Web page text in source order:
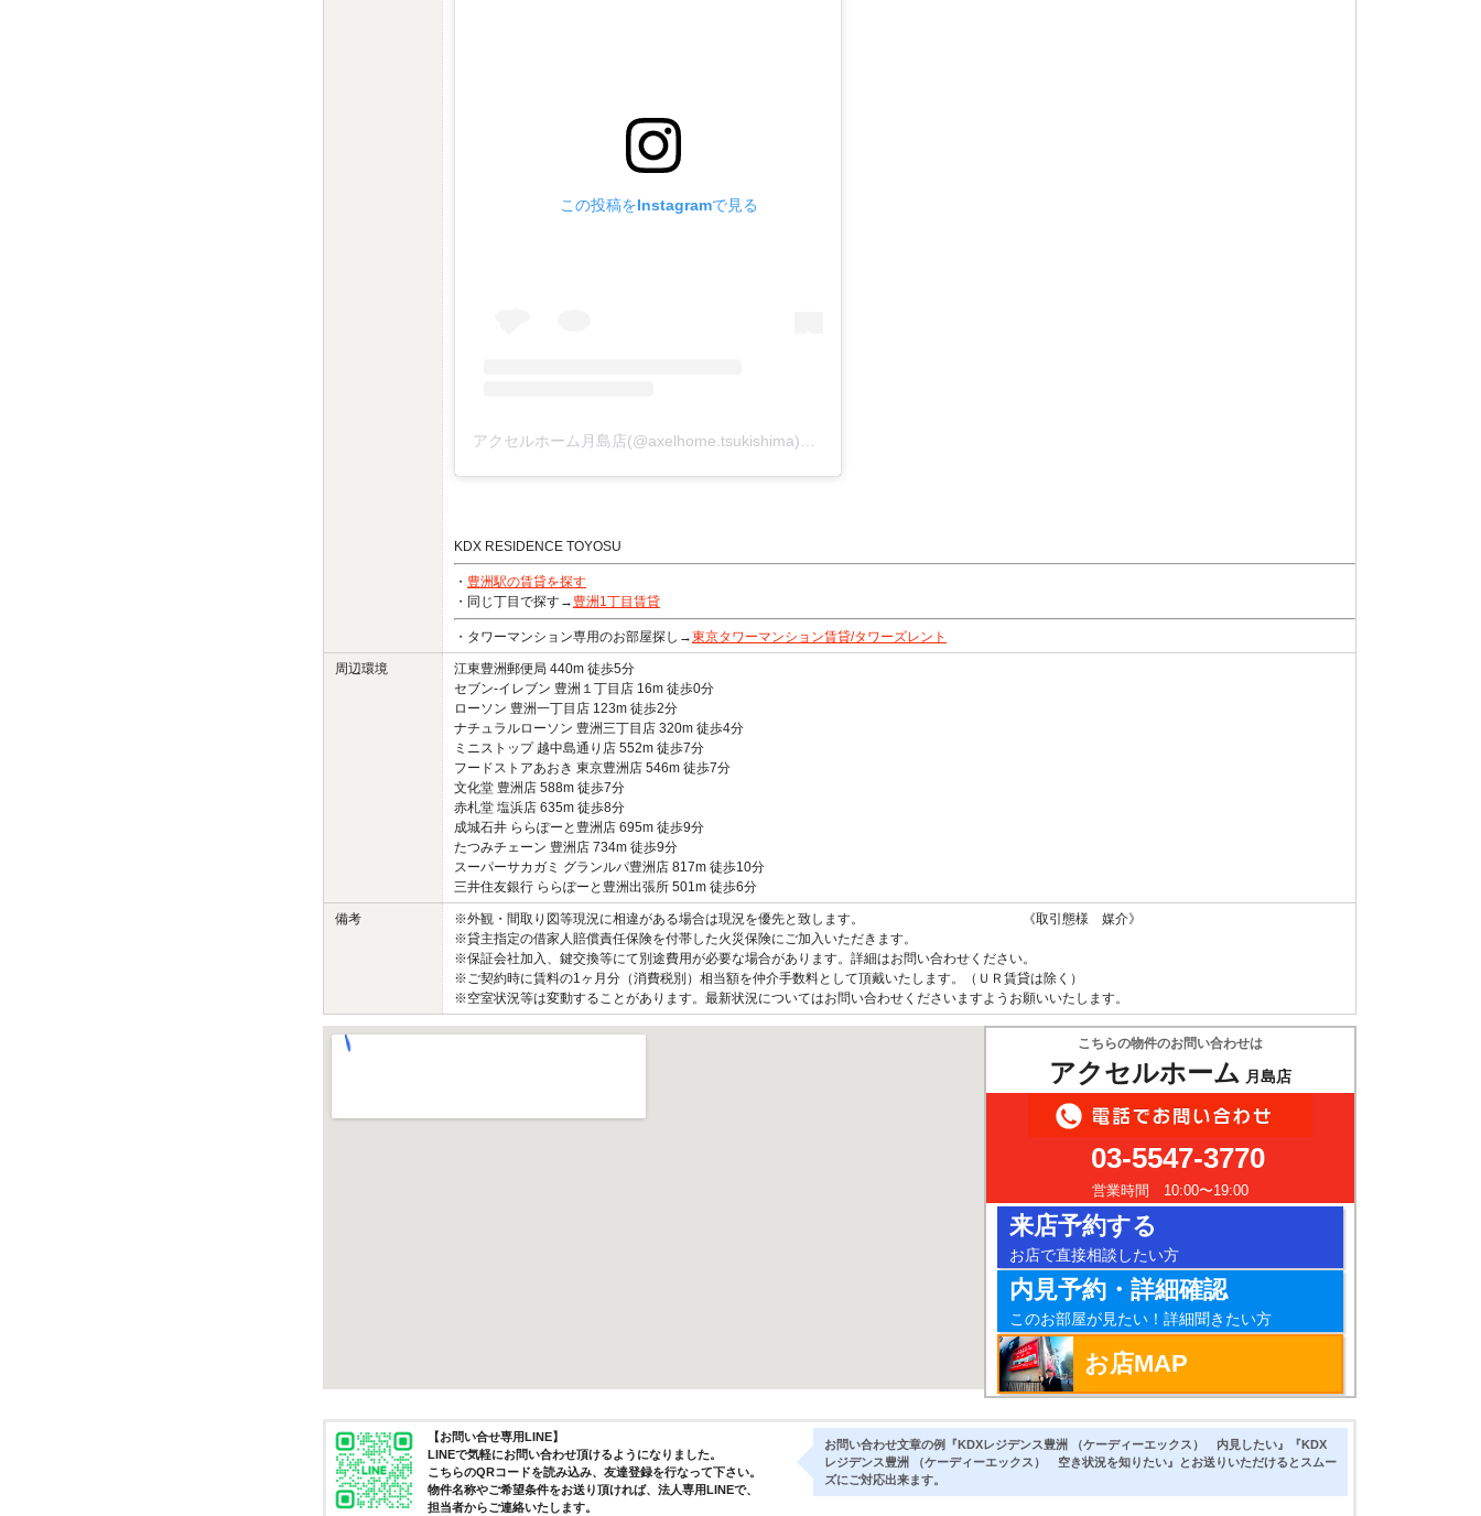
この投稿をInstagramで見る
KDX RESIDENCE TOYOSU
・ 豊洲駅の賃貸を探す
・同じ丁目で探す→ 豊洲1丁目賃貸
・タワーマンション専用のお部屋探し→東京タワーマンション賃貸/タワーズレント
周辺環境
江東豊洲郵便局 440m 徒歩5分
セブン-イレブン 豊洲１丁目店 16m 徒歩0分
ローソン 豊洲一丁目店 123m 徒歩2分
ナチュラルローソン 豊洲三丁目店 320m 徒歩4分
ミニストップ 越中島通り店 552m 徒歩7分
フードストアあおき 東京豊洲店 546m 徒歩7分
文化堂 豊洲店 588m 徒歩7分
赤札堂 塩浜店 635m 徒歩8分
成城石井 ららぽーと豊洲店 695m 徒歩9分
たつみチェーン 豊洲店 734m 徒歩9分
スーパーサカガミ グランルパ豊洲店 817m 徒歩10分
三井住友銀行 ららぽーと豊洲出張所 501m 徒歩6分
備考
※外観・間取り図等現況に相違がある場合は現況を優先と致します。 《取引態様 媒介》
※貸主指定の借家人賠償責任保険を付帯した火災保険にご加入いただきます。
※保証会社加入、鍵交換等にて別途費用が必要な場合があります。詳細はお問い合わせください。
※ご契約時に賃料の1ヶ月分（消費税別）相当額を仲介手数料として頂戴いたします。（ＵＲ賃貸は除く）
※空室状況等は変動することがあります。最新状況についてはお問い合わせくださいますようお願いいたします。
こちらの物件のお問い合わせは
アクセルホーム 月島店
03-5547-3770
営業時間 10:00〜19:00
来店予約する
お店で直接相談したい方
内見予約・詳細確認
このお部屋が見たい！詳細聞きたい方
お店MAP
【お問い合せ専用LINE】
LINEで気軽にお問い合わせ頂けるようになりました。
こちらのQRコードを読み込み、友達登録を行なって下さい。
物件名称やご希望条件をお送り頂ければ、法人専用LINEで、
担当者からご連絡いたします。
お問い合わせ文章の例『KDXレジデンス豊洲 （ケーディーエックス） 内見したい』『KDX
レジデンス豊洲 （ケーディーエックス） 空き状況を知りたい』とお送りいただけるとスムー
ズにご対応出来ます。